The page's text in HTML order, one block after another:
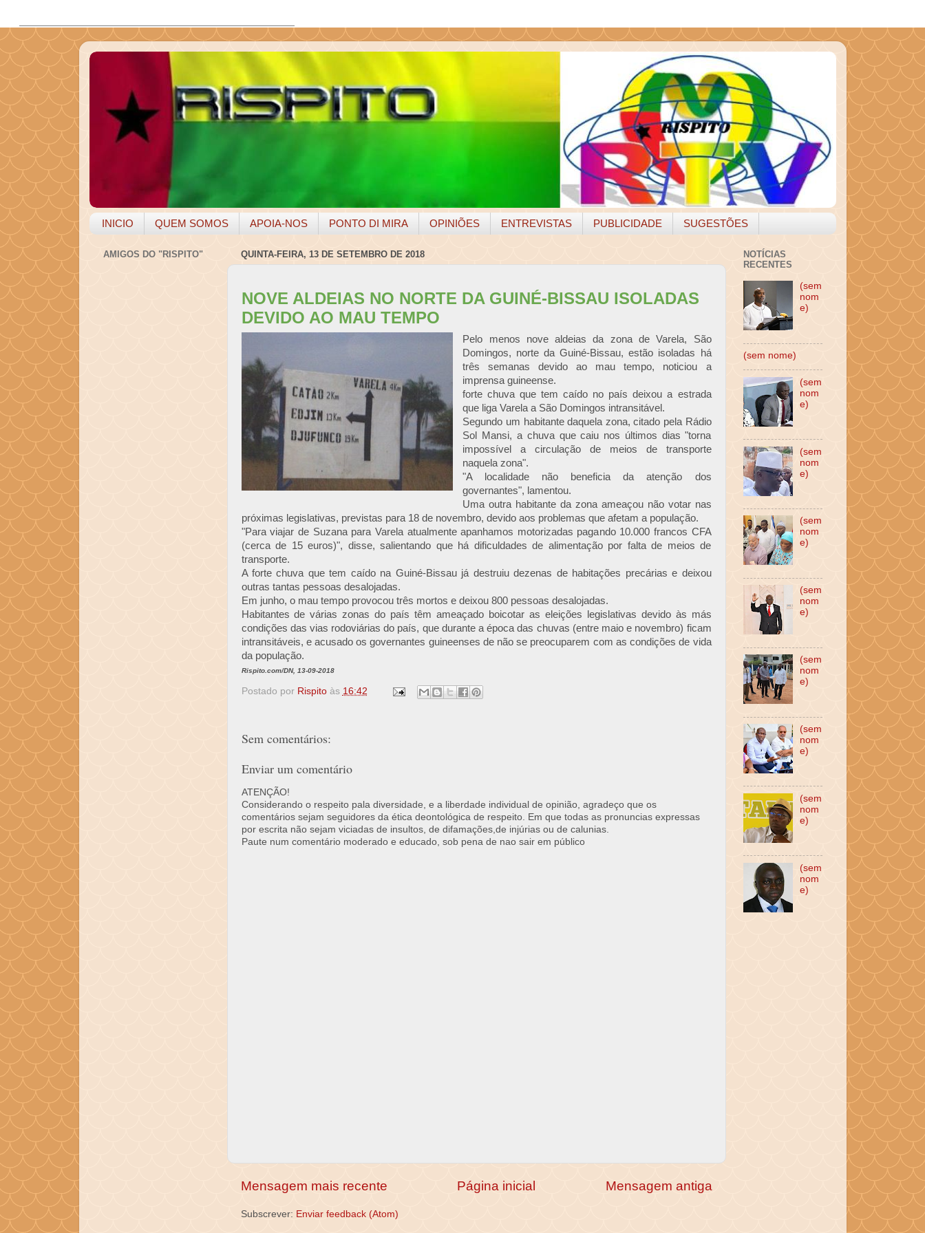
INICIO QUEM SOMOS APOIA-NOS PONTO DI MIRA OPINIÕES ENTREVISTAS PUBLICIDADE SUGESTÕES
QUINTA-FEIRA, 13 DE SETEMBRO DE 2018
NOVE ALDEIAS NO NORTE DA GUINÉ-BISSAU ISOLADAS
DEVIDO AO MAU TEMPO
Pelo menos nove aldeias da zona de Varela, São
Domingos, norte da Guiné-Bissau, estão isoladas há
três semanas devido ao mau tempo, noticiou a
imprensa guineense.
forte chuva que tem caído no país deixou a estrada
que liga Varela a São Domingos intransitável.
Segundo um habitante daquela zona, citado pela Rádio
Sol Mansi, a chuva que caiu nos últimos dias "torna
impossível a circulação de meios de transporte
naquela zona".
"A localidade não beneficia da atenção dos
governantes", lamentou.
Uma outra habitante da zona ameaçou não votar nas
próximas legislativas, previstas para 18 de novembro, devido aos problemas que afetam a população.
"Para viajar de Suzana para Varela atualmente apanhamos motorizadas pagando 10.000 francos CFA
(cerca de 15 euros)", disse, salientando que há dificuldades de alimentação por falta de meios de
transporte.
A forte chuva que tem caído na Guiné-Bissau já destruiu dezenas de habitações precárias e deixou
outras tantas pessoas desalojadas.
Em junho, o mau tempo provocou três mortos e deixou 800 pessoas desalojadas.
Habitantes de várias zonas do país têm ameaçado boicotar as eleições legislativas devido às más
condições das vias rodoviárias do país, que durante a época das chuvas (entre maio e novembro) ficam
intransitáveis, e acusado os governantes guineenses de não se preocuparem com as condições de vida
da população.
Rispito.com/DN, 13-09-2018
Postado por Rispito às 16:42
Sem comentários:
Enviar um comentário
ATENÇÃO!
Considerando o respeito pala diversidade, e a liberdade individual de opinião, agradeço que os
comentários sejam seguidores da ética deontológica de respeito. Em que todas as pronuncias expressas
por escrita não sejam viciadas de insultos, de difamações,de injúrias ou de calunias.
Paute num comentário moderado e educado, sob pena de nao sair em público
Mensagem mais recente Mensagem antiga
Página inicial
Subscrever: Enviar feedback (Atom)
AMIGOS DO "RISPITO"
NOTÍCIAS
RECENTES
(sem
nom
e)
(sem nome)
(sem
nom
e)
(sem
nom
e)
(sem
nom
e)
(sem
nom
e)
(sem
nom
e)
(sem
nom
e)
(sem
nom
e)
(sem
nom
e)